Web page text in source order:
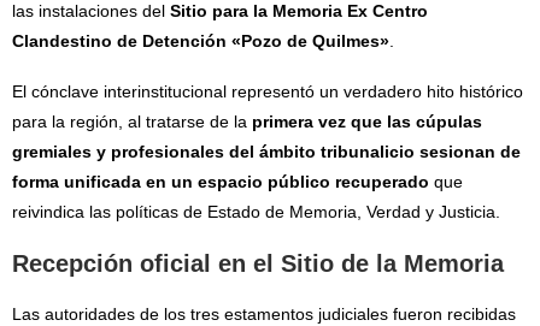
las instalaciones del Sitio para la Memoria Ex Centro
Clandestino de Detención «Pozo de Quilmes».
El cónclave interinstitucional representó un verdadero hito histórico
para la región, al tratarse de la primera vez que las cúpulas
gremiales y profesionales del ámbito tribunalicio sesionan de
forma unificada en un espacio público recuperado que
reivindica las políticas de Estado de Memoria, Verdad y Justicia.
Recepción oficial en el Sitio de la Memoria
Las autoridades de los tres estamentos judiciales fueron recibidas